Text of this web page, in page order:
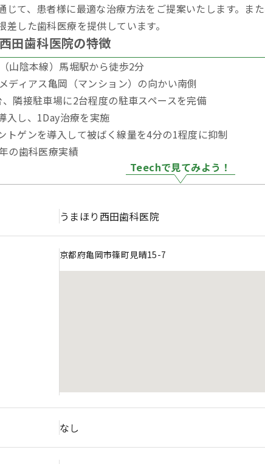
じて、患者様に最適な治療方法をご提案いたします。ま
差した歯科医療を提供しています。
田歯科医院の特徴
山陰本線）馬堀駅から徒歩2分
ディアス亀岡（マンション）の向かい南側
、隣接駐車場に2台程度の駐車スペースを完備
入し、1Day治療を実施
トゲンを導入して被ばく線量を4分の1程度に抑制
の歯科医療実績
Teechで見てみよう！
うまほり西田歯科医院
京都府亀岡市篠町見晴15-7
なし